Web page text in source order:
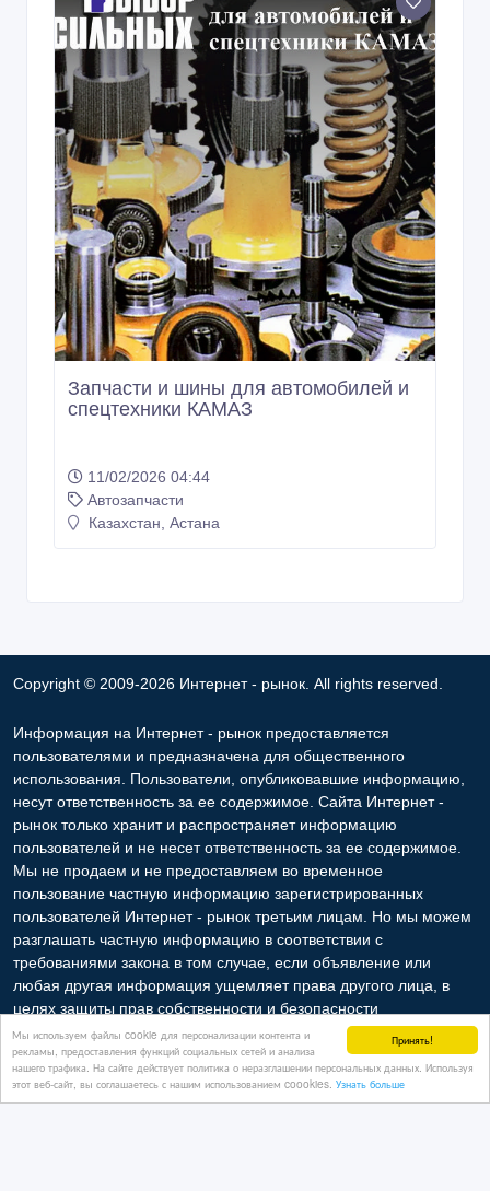
Принять!
Мы используем файлы cookie для персонализации контента и
рекламы, предоставления функций социальных сетей и анализа
нашего трафика. На сайте действует политика о неразглашении персональных данных. Используя
этот веб-сайт, вы соглашаетесь с нашим использованием coookies. Узнать больше
Запчасти и шины для автомобилей и
спецтехники КАМАЗ
11/02/2026 04:44
Автозапчасти
Казахстан, Астана
Copyright © 2009-2026 Интернет - рынок. All rights reserved.
Информация на Интернет - рынок предоставляется
пользователями и предназначена для общественного
использования. Пользователи, опубликовавшие информацию,
несут ответственность за ее содержимое. Сайта Интернет -
рынок только хранит и распространяет информацию
пользователей и не несет ответственность за ее содержимое.
Мы не продаем и не предоставляем во временное
пользование частную информацию зарегистрированных
пользователей Интернет - рынок третьим лицам. Но мы можем
разглашать частную информацию в соответствии с
требованиями закона в том случае, если объявление или
любая другая информация ущемляет права другого лица, в
целях защиты прав собственности и безопасности
пользователей. Мы также не отвечаем за правила
конфиденциальности сайтов, на которые ссылается Интернет -
рынок. На некоторых страницах нашего сайта представлена
реклама Google Adsense Advertising Network. Чтобы узнать